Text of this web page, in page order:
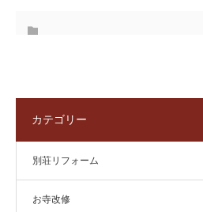
カテゴリー
別荘リフォーム
お寺改修